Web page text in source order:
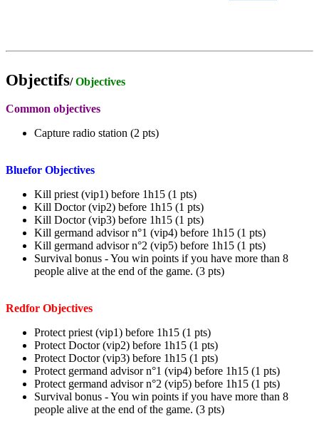
Objectifs/Objectives
Common objectives
Capture radio station (2 pts)
Bluefor Objectives
Kill priest (vip1) before 1h15 (1 pts)
Kill Doctor (vip2) before 1h15 (1 pts)
Kill Doctor (vip3) before 1h15 (1 pts)
Kill germand advisor n°1 (vip4) before 1h15 (1 pts)
Kill germand advisor n°2 (vip5) before 1h15 (1 pts)
Survival bonus - You win points if you have more than 8
people alive at the end of the game. (3 pts)
Redfor Objectives
Protect priest (vip1) before 1h15 (1 pts)
Protect Doctor (vip2) before 1h15 (1 pts)
Protect Doctor (vip3) before 1h15 (1 pts)
Protect germand advisor n°1 (vip4) before 1h15 (1 pts)
Protect germand advisor n°2 (vip5) before 1h15 (1 pts)
Survival bonus - You win points if you have more than 8
people alive at the end of the game. (3 pts)